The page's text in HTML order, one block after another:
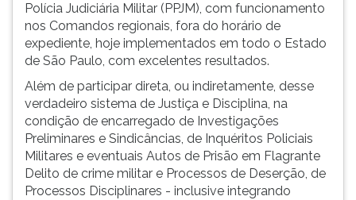
Polícia Judiciária Militar (PPJM), com funcionamento
nos Comandos regionais, fora do horário de
expediente, hoje implementados em todo o Estado
de São Paulo, com excelentes resultados.
Além de participar direta, ou indiretamente, desse
verdadeiro sistema de Justiça e Disciplina, na
condição de encarregado de Investigações
Preliminares e Sindicâncias, de Inquéritos Policiais
Militares e eventuais Autos de Prisão em Flagrante
Delito de crime militar e Processos de Deserção, de
Processos Disciplinares - inclusive integrando